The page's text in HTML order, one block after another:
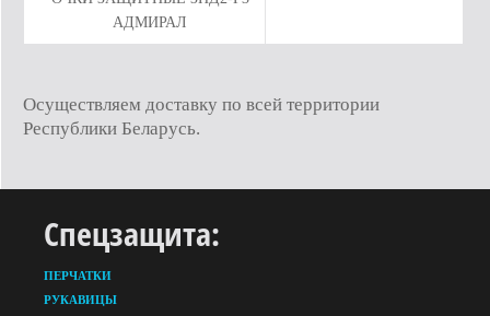
АДМИРАЛ
Осуществляем доставку по всей территории
Республики Беларусь.
Спецзащита:
ПЕРЧАТКИ
РУКАВИЦЫ